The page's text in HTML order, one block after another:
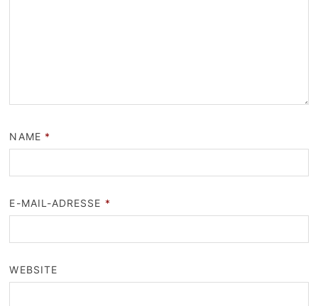
NAME *
E-MAIL-ADRESSE *
WEBSITE